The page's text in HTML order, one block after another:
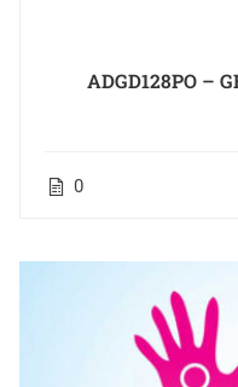
ADGD128PO –
0